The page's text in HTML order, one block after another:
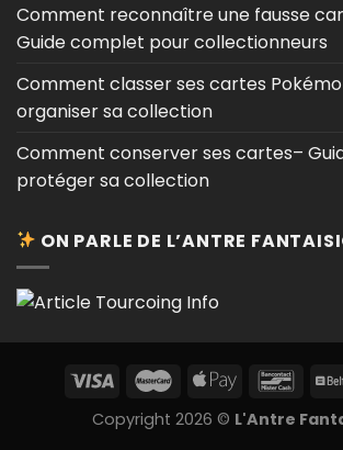
Comment reconnaître une fausse
Guide complet pour collectionneurs
Comment classer ses cartes
organiser sa collection
Comment conserver ses cartes–
protéger sa collection
ON PARLE DE L’ANTRE
Copyright 2026 © L'Antre